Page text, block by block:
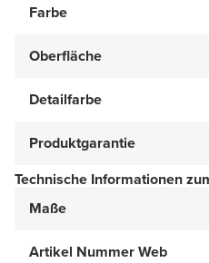
Farbe
Oberfläche
Detailfarbe
Produktgarantie
Technische Informationen
Maße
Artikel Nummer Web